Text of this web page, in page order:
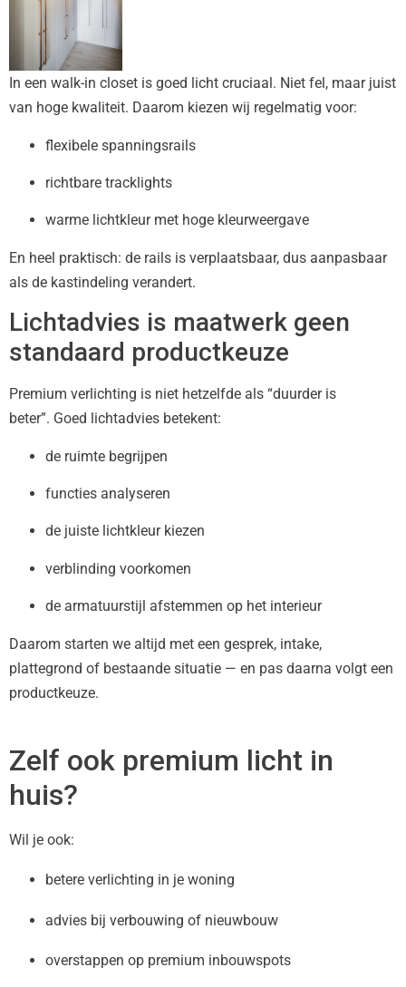
In een walk-in closet is goed licht cruciaal. Niet fel, maar juist
van hoge kwaliteit. Daarom kiezen wij regelmatig voor:
flexibele spanningsrails
richtbare tracklights
warme lichtkleur met hoge kleurweergave
En heel praktisch: de rails is verplaatsbaar, dus aanpasbaar
als de kastindeling verandert.
Lichtadvies is maatwerk geen
standaard productkeuze
Premium verlichting is niet hetzelfde als “duurder is
beter”. Goed lichtadvies betekent:
de ruimte begrijpen
functies analyseren
de juiste lichtkleur kiezen
verblinding voorkomen
de armatuurstijl afstemmen op het interieur
Daarom starten we altijd met een gesprek, intake,
plattegrond of bestaande situatie — en pas daarna volgt een
productkeuze.
Zelf ook premium licht in
huis?
Wil je ook:
betere verlichting in je woning
advies bij verbouwing of nieuwbouw
overstappen op premium inbouwspots